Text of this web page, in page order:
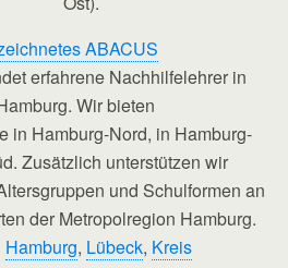
ABACUS
erfahrene Nachhilfelehrer in
Wir bieten
in Hamburg-Nord, in Hamburg-
Zusätzlich unterstützen wir
und Schulformen an
der Metropolregion Hamburg.
Hamburg, Lübeck, Kreis